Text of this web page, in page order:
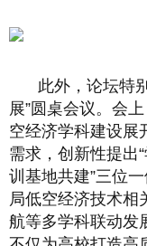
此外，论坛特
展”圆桌会议。会
空经济学科建设展
需求，创新性提出
训基地共建”三位
局低空经济技术相
航等多学科联动发